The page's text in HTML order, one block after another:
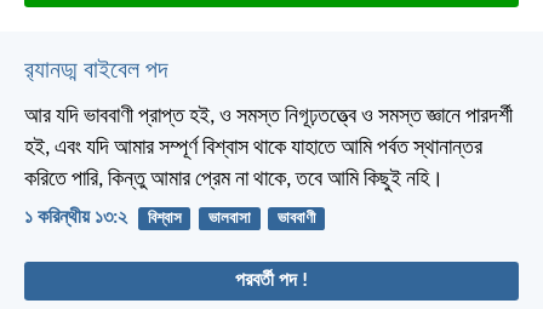
র‌্যানড্ম বাইবেল পদ
আর যদি ভাববাণী প্রাপ্ত হই, ও সমস্ত নিগূঢ়তত্ত্বে ও সমস্ত জ্ঞানে পারদর্শী
হই, এবং যদি আমার সম্পূর্ণ বিশ্বাস থাকে যাহাতে আমি পর্বত স্থানান্তর
করিতে পারি, কিন্তু আমার প্রেম না থাকে, তবে আমি কিছুই নহি।
১ করিন্থীয় ১৩:২ বিশ্বাস ভালবাসা ভাববাণী
পরবর্তী পদ !